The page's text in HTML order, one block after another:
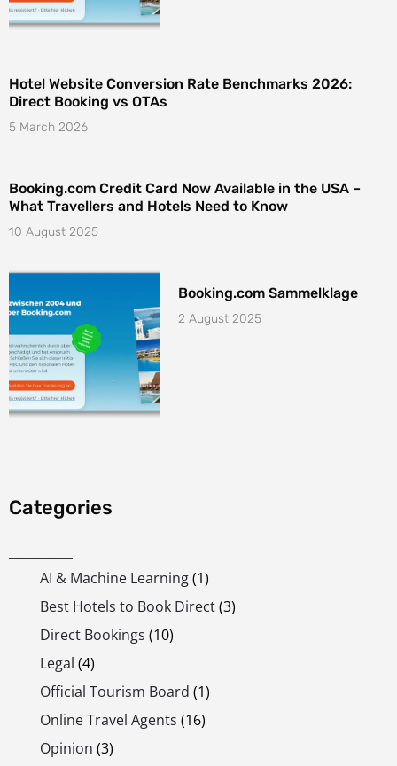
Hotel Website Conversion Rate Benchmarks 2026:
Direct Booking vs OTAs
5 March 2026
Booking.com Credit Card Now Available in the USA –
What Travellers and Hotels Need to Know
10 August 2025
Booking.com Sammelklage
2 August 2025
Categories
AI & Machine Learning(1)
Best Hotels to Book Direct(3)
Direct Bookings (10)
Legal (4)
Official Tourism Board (1)
Online Travel Agents (16)
Opinion (3)